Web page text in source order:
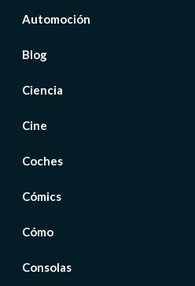
Automoción
Blog
Ciencia
Cine
Coches
Cómics
Cómo
Consolas